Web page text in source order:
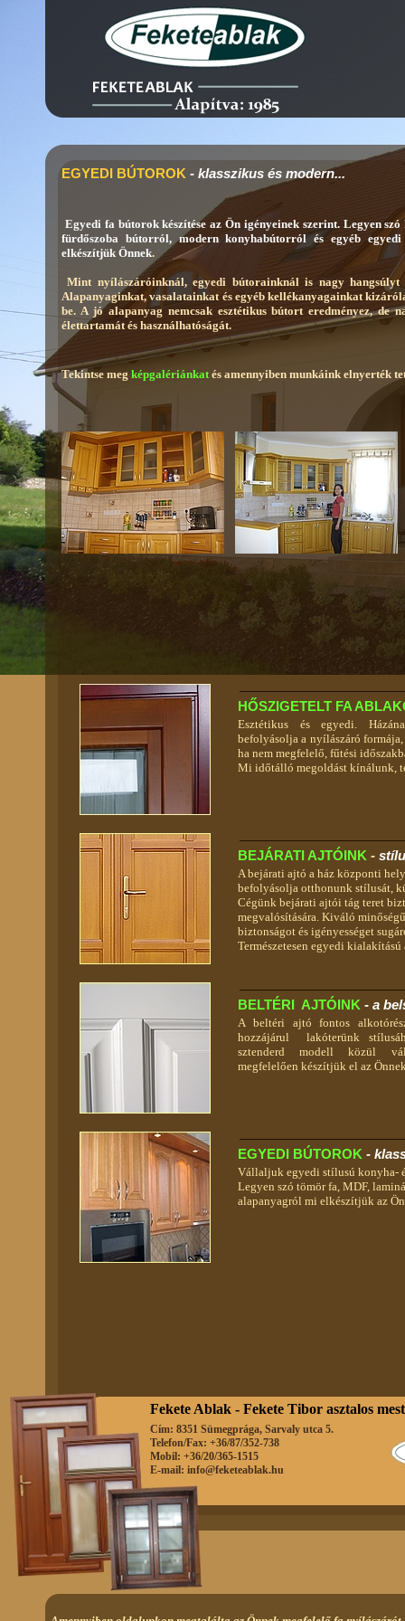
EGYEDI BÚTOROK - klasszikus és modern...
Egyedi fa bútorok készítése az Ön igényeinek szerint. Legyen
fürdőszoba bútorról, modern konyhabútorról és egyéb
elkészítjük Önnek.
Mint nyílászáróinknál, egyedi bútorainknál is nagy hangsúlyt
Alapanyaginkat, vasalatainkat és egyéb kellékanyagainkat
be. A jó alapanyag nemcsak esztétikus bútort eredményez, de
élettartamát és használhatóságát.
Tekintse meg képgalériánkat és amennyiben munkáink elnyerték
HŐSZIGETELT FA
Esztétikus és egyedi.
befolyásolja a nyílászáró
ha nem megfelelő, fűtési
Mi időtálló megoldást kínálunk,
BEJÁRATI AJTÓINK -
A bejárati ajtó a ház központi
befolyásolja otthonunk stílusát,
Cégünk bejárati ajtói tág teret
megvalósítására. Kiváló
biztonságot és igényességet
Természetesen egyedi
BELTÉRI AJTÓINK - a
A beltéri ajtó fontos
hozzájárul lakóterünk
sztenderd modell közül
megfelelően készítjük el az
EGYEDI BÚTOROK -
Vállaljuk egyedi stílusú konyha-
Legyen szó tömör fa, MDF,
alapanyagról mi elkészítjük az
Fekete Ablak - Fekete Tibor asztalos
Cím: 8351 Sümegprága, Sarvaly utca 5.
Telefon/Fax: +36/87/352-738
Mobil: +36/20/365-1515
E-mail: info@feketeablak.hu